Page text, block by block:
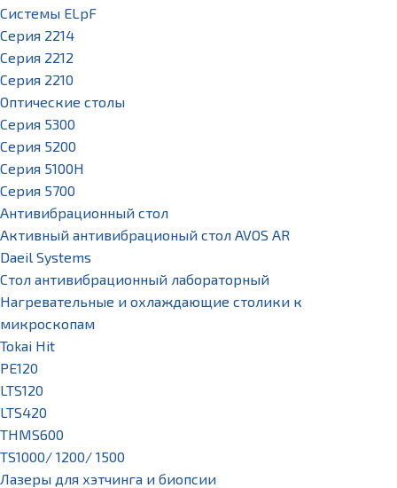
Системы ELpF
Серия 2214
Серия 2212
Серия 2210
Оптические столы
Серия 5300
Серия 5200
Серия 5100H
Серия 5700
Антивибрационный стол
Активный антивибрационый стол AVOS AR
Daeil Systems
Стол антивибрационный лабораторный
Нагревательные и охлаждающие столики к
микроскопам
Tokai Hit
PE120
LTS120
LTS420
THMS600
TS1000/ 1200/ 1500
Лазеры для хэтчинга и биопсии